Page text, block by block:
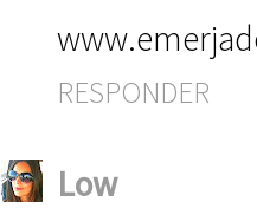
RESPONDER
Low